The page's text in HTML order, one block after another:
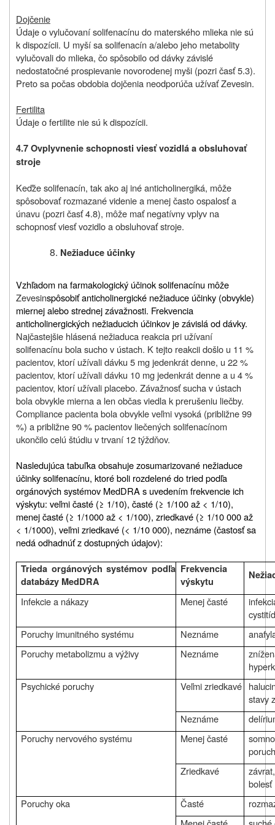
Dojčenie
Údaje o vylučovaní solifenacínu do materského mlieka nie sú
k dispozícii. U myší sa solifenacín a/alebo jeho metabolity
vylučovali do mlieka, čo spôsobilo od dávky závislé
nedostatočné prospievanie novorodenej myši (pozri časť 5.3).
Preto sa počas obdobia dojčenia neodporúča užívaťZevesin.
Fertilita
Údaje o fertilite nie sú k dispozícii.
4.7 Ovplyvnenie schopnosti viesť vozidlá a obsluhovať
stroje
Keďže solifenacín, tak ako aj iné anticholinergiká, môže
spôsobovať rozmazané videnie a menej často ospalosť a
únavu (pozri časť 4.8), môže mať negatívny vplyv na
schopnosť viesť vozidlo a obsluhovať stroje.
Nežiaduce účinky
Vzhľadom na farmakologický účinok solifenacínu môže
Zevesinspôsobiť anticholinergické nežiaduce účinky (obvykle)
miernej alebo strednej závažnosti. Frekvencia
anticholinergických nežiaducich účinkov je závislá od dávky.
Najčastejšie hlásená nežiaduca reakcia pri užívaní
solifenacínu bola sucho v ústach. K tejto reakcii došlo u 11 %
pacientov, ktorí užívali dávku 5 mg jedenkrát denne, u 22 %
pacientov, ktorí užívali dávku 10 mg jedenkrát denne a u 4 %
pacientov, ktorí užívali placebo. Závažnosť sucha v ústach
bola obvykle mierna a len občas viedla k prerušeniu liečby.
Compliance pacienta bola obvykle veľmi vysoká (približne 99
%) a približne 90 % pacientov liečených solifenacínom
ukončilo celú štúdiu v trvaní 12 týždňov.
Nasledujúca tabuľka obsahuje zosumarizované nežiaduce
účinky solifenacínu, ktoré boli rozdelené do tried podľa
orgánových systémov MedDRA s uvedením frekvencie ich
výskytu: veľmi časté (≥ 1/10), časté (≥ 1/100 až < 1/10),
menej časté (≥ 1/1000 až < 1/100), zriedkavé (≥ 1/10 000 až
< 1/1000), veľmi zriedkavé (< 1/10 000), neznáme (častosť sa
nedá odhadnúť z dostupných údajov):
Trieda orgánových systémov podľa
databázy MedDRA
Frekvencia
výskytu
Infekcie a nákazy Menej časté
Poruchy imunitného systému
Neznáme
Poruchy metabolizmu a výživy
Neznáme
Psychické poruchy
Veľmi zriedkavé
stavy
Neznáme
Poruchy nervového systému
Menej časté
Zriedkavé
bolesť
Poruchy oka
Časté